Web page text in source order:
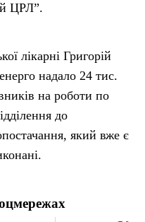
ЦРЛ”.
лікарні Григорій
надало 24 тис.
на роботи по
до
який вже є